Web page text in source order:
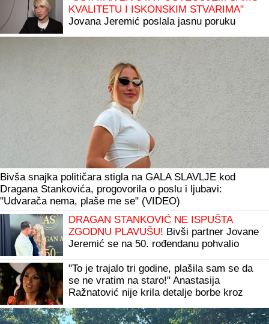
KVALITETU I ISKONSKIM STVARIMA"
Jovana Jeremić poslala jasnu poruku
Bivša snajka političara stigla na GALA SLAVLJE kod
Dragana Stankovića, progovorila o poslu i ljubavi:
"Udvarača nema, plaše me se" (VIDEO)
DRAGAN STANKOVIĆ NE ISPUŠTA
ZGODNU PLAVUŠU! Bivši partner Jovane
Jeremić se na 50. rođendanu pohvalio
se ja ništa oko ženidbe" (VIDEO)
"To je trajalo tri godine, plašila sam se da
se ne vratim na staro!" Anastasija
Ražnatović nije krila detalje borbe kroz